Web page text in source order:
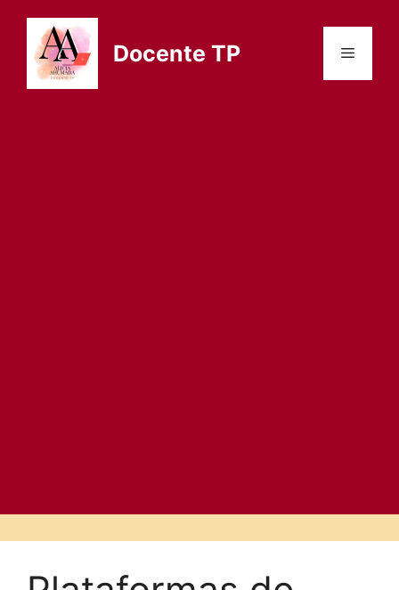
contenido
Docente TP Menú